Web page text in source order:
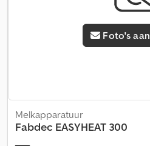
Foto's
Melkapparatuur
Fabdec EASYHEAT 300